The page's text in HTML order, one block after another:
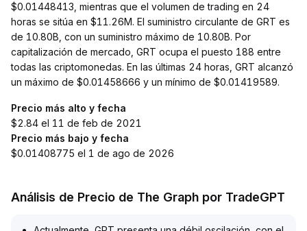
$0.01448413, mientras que el volumen de trading en 24
horas se sitúa en $11.26M. El suministro circulante de GRT es
de 10.80B, con un suministro máximo de 10.80B. Por
capitalización de mercado, GRT ocupa el puesto 188 entre
todas las criptomonedas. En las últimas 24 horas, GRT alcanzó
un máximo de $0.01458666 y un mínimo de $0.01419589.
Precio más alto y fecha
$2.84 el 11 de feb de 2021
Precio más bajo y fecha
$0.01408775 el 1 de ago de 2026
Análisis de Precio de The Graph por TradeGPT